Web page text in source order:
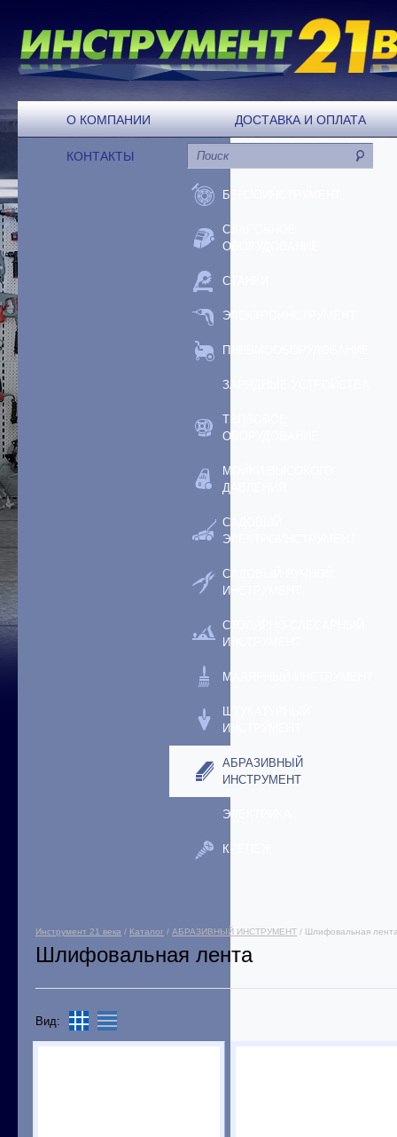
О КОМПАНИИ ДОСТАВКА И ОПЛАТА
КОНТАКТЫ
БЕНЗОИНСТРУМЕНТ
СВАРОЧНОЕ
ОБОРУДОВАНИЕ
СТАНКИ
ЭЛЕКТРОИНСТРУМЕНТ
ПНЕВМООБОРУДОВАНИЕ
ЗАРЯДНЫЕ УСТРОЙСТВА
ТЕПЛОВОЕ
ОБОРУДОВАНИЕ
МОЙКИ ВЫСОКОГО
ДАВЛЕНИЯ
САДОВЫЙ
ЭЛЕКТРОИНСТРУМЕНТ
САДОВЫЙ РУЧНОЙ
ИНСТРУМЕНТ
СТОЛЯРНО-СЛЕСАРНЫЙ
ИНСТРУМЕНТ
МАЛЯРНЫЙ ИНСТРУМЕНТ
ШТУКАТУРНЫЙ
ИНСТРУМЕНТ
АБРАЗИВНЫЙ
ИНСТРУМЕНТ
ЭЛЕКТРИКА
КРЕПЕЖ
Инструмент 21 века / Каталог / АБРАЗИВНЫЙ ИНСТРУМЕНТ / Шлифовальная
Шлифовальная лента
Вид: